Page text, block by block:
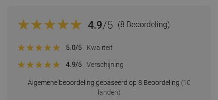
4.9/5 (8 Beoordeling)
Algemene beoordeling gebaseerd op 8 Beoordeling (10
landen)
5.0/5 Kwaliteit
4.9/5 Verschijning